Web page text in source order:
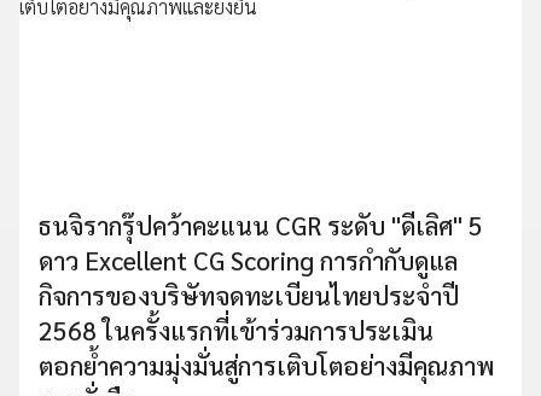
ธนจิรากรุ๊ปคว้าคะแนน CGR ระดับ "ดีเลิศ" 5
ดาว Excellent CG Scoring การกำกับดูแล
กิจการของบริษัทจดทะเบียนไทยประจำปี
2568 ในครั้งแรกที่เข้าร่วมการประเมิน
ตอกย้ำความมุ่งมั่นสู่การเติบโตอย่างมีคุณภาพ